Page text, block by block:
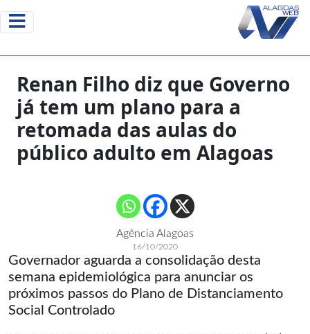
Renan Filho diz que Governo
já tem um plano para a
retomada das aulas do
público adulto em Alagoas
Agência Alagoas
16/10/2020
Governador aguarda a consolidação desta
semana epidemiológica para anunciar os
próximos passos do Plano de Distanciamento
Social Controlado